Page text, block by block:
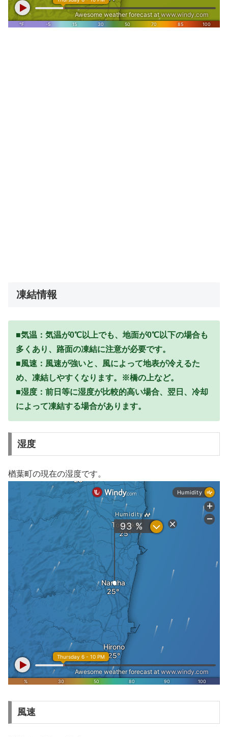
凍結情報
■気温：気温が0℃以上でも、地面が0℃以下の場合も
多くあり、路面の凍結に注意が必要です。
■風速：風速が強いと、風によって地表が冷えるた
め、凍結しやすくなります。※橋の上など。
■湿度：前日等に湿度が比較的高い場合、翌日、冷却
によって凍結する場合があります。
湿度
楢葉町の現在の湿度です。
風速